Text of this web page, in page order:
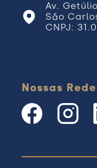
Av.
São
CNPJ:
Nossas